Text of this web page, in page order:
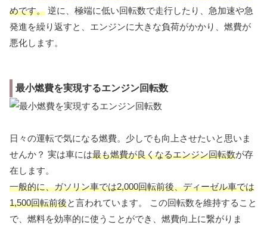
めです。 逆に、極端に低い回転数で走行したり、急加速や急
発進を繰り返すと、エンジンに大きな負荷がかかり、燃費が
悪化します。
最小燃費を実現するエンジン回転数
日々の運転で気になる燃費。少しでも向上させたいと思いま
せんか？ 実は車には最も燃費が良くなるエンジン回転数が存
在します。
一般的に、ガソリン車では2,000回転前後、ディーゼル車では
1,500回転前後と言われています。 この回転数を維持すること
で、燃料を効率的に使うことができ、燃費向上に繋がりま